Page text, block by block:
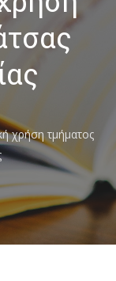
χρήση τμήματος